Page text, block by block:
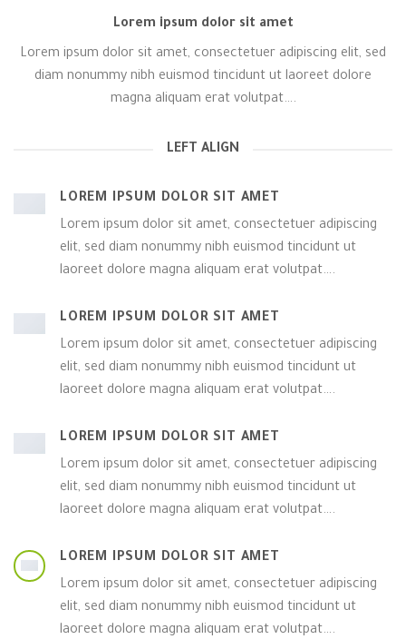
Lorem ipsum dolor sit amet
Lorem ipsum dolor sit amet, consectetuer adipiscing elit, sed
diam nonummy nibh euismod tincidunt ut laoreet dolore
magna aliquam erat volutpat….
LEFT ALIGN
LOREM IPSUM DOLOR SIT AMET
Lorem ipsum dolor sit amet, consectetuer adipiscing
elit, sed diam nonummy nibh euismod tincidunt ut
laoreet dolore magna aliquam erat volutpat….
LOREM IPSUM DOLOR SIT AMET
Lorem ipsum dolor sit amet, consectetuer adipiscing
elit, sed diam nonummy nibh euismod tincidunt ut
laoreet dolore magna aliquam erat volutpat….
LOREM IPSUM DOLOR SIT AMET
Lorem ipsum dolor sit amet, consectetuer adipiscing
elit, sed diam nonummy nibh euismod tincidunt ut
laoreet dolore magna aliquam erat volutpat….
LOREM IPSUM DOLOR SIT AMET
Lorem ipsum dolor sit amet, consectetuer adipiscing
elit, sed diam nonummy nibh euismod tincidunt ut
laoreet dolore magna aliquam erat volutpat….